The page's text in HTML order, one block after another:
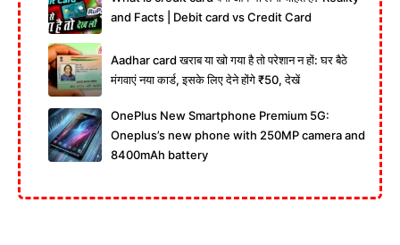
and Facts | Debit card vs Credit Card
Aadhar card खराब या खो गया है तो परेशान न हों: घर बैठे
मंगवाएं नया कार्ड, इसके लिए देने होंगे ₹50, देखें
OnePlus New Smartphone Premium 5G:
Oneplus’s new phone with 250MP camera and
8400mAh battery